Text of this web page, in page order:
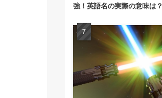
強！英語名の実際の意味は？